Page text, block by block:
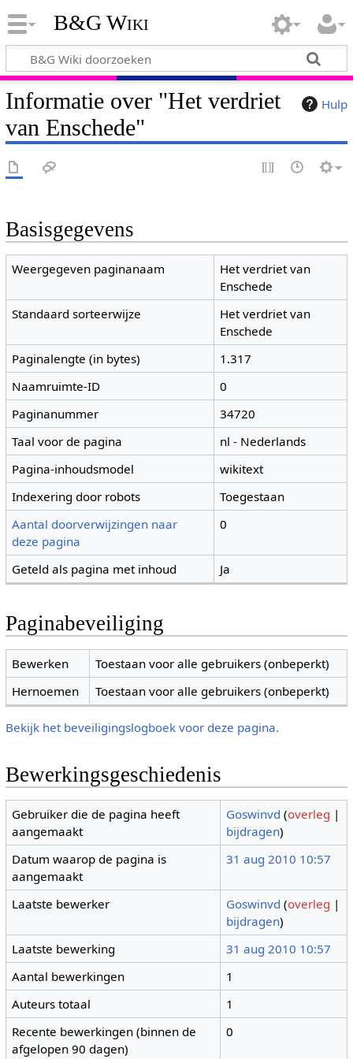
B&G Wiki
Hulp
Informatie over "Het verdriet
van Enschede"
Basisgegevens
Weergegeven paginanaam
Het verdriet van
Enschede
Standaard sorteerwijze
Het verdriet van
Enschede
Paginalengte (in bytes)
1.317
Naamruimte-ID
0
Paginanummer
34720
Taal voor de pagina
nl - Nederlands
Pagina-inhoudsmodel
wikitext
Indexering door robots
Toegestaan
Aantal doorverwijzingen naar
deze pagina
0
Geteld als pagina met inhoud Ja
Paginabeveiliging
Bewerken
Toestaan voor alle gebruikers (onbeperkt)
Hernoemen
Toestaan voor alle gebruikers (onbeperkt)
Bekijk het beveiligingslogboek voor deze pagina.
Bewerkingsgeschiedenis
Gebruiker die de pagina heeft
aangemaakt
Goswinvd (overleg |
bijdragen)
Datum waarop de pagina is
aangemaakt
31 aug 2010 10:57
Laatste bewerker Goswinvd (overleg |
bijdragen)
Laatste bewerking
31 aug 2010 10:57
Aantal bewerkingen
1
Auteurs totaal
1
Recente bewerkingen (binnen de
afgelopen 90 dagen)
0